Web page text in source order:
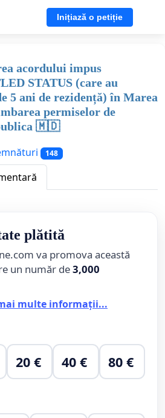
Inițiază o petiție
acordului impus
STATUS (care au
5 ani de rezidență) în Marea
permiselor de
🇲🇩
148
plătită
va promova această
un număr de3,000
multe informații...
20 € 40 € 80 €